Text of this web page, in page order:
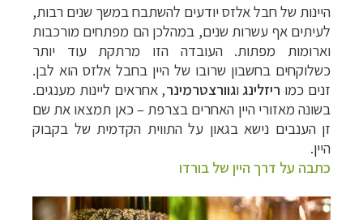
היינות של חבל אלזס יודעים להשתבח במשך שנים רבות,
לעיתים אף עשרות שנים, במהלכן הם מפתחים מורכבות
וארומות מפתות. העובדה הזו מרתקת עוד יותר
כשלוקחים בחשבון שרובו של היין בחבל אלזס הוא לבן.
זנים כמו ריזלינגוגוורצטרמינר, אחראים ליינות מענגים.
בשונה מאזורי היין האחרים בצרפת–כאן תמצאו את שם
זן הענבים נישא בגאון על התווית הקדמית של בקבוק
היין.
כתבה על דרך היין של בורדו